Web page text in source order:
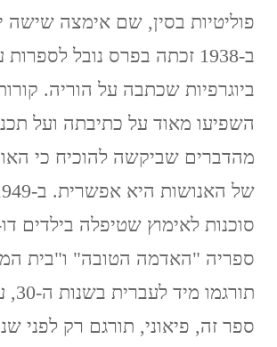
פוליטיות בסין, שם אימצה שישה
ב-1938 זכתה בפרס נובל
ביוגרפיות שכתבה על הוריה.
השפיעו מאוד על כתיבתה ועל
מהדברים שביקשה להוכיח כי
סוכנות לאימוץ שטיפלה בילדים
ספריה "האדמה הטובה" ו"בית
ספר זה, פיאוני, תורגם רק לפני